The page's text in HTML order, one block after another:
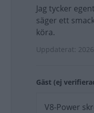
Jag tycker
säger ett
köra.
Uppdaterat:
Gäst (ej
V8-Power